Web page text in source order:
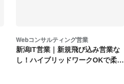
Webコンサルティング営業
新潟IT営業｜新規飛び込み営業な
し！ハイブリッドワークOKで柔軟